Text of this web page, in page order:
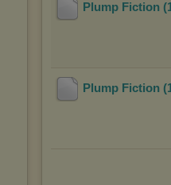
Plump Fiction
Plump Fiction